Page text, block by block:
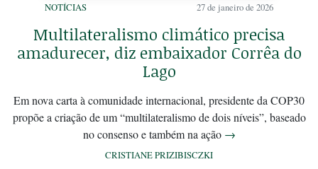
NOTÍCIAS 27 de janeiro de 2026
Multilateralismo climático precisa
amadurecer, diz embaixador Corrêa do
Lago
Em nova carta à comunidade internacional, presidente da COP30
propõe a criação de um “multilateralismo de dois níveis”, baseado
no consenso e também na ação →
CRISTIANE PRIZIBISCZKI